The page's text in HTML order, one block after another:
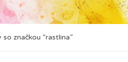
značkou “rastlina”